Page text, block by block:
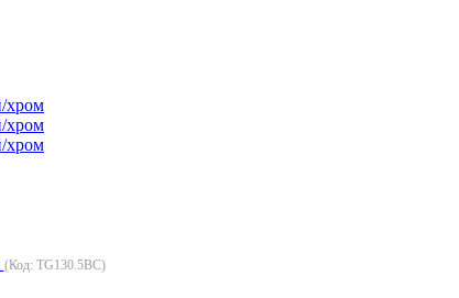
(Код: TG130.5BC)